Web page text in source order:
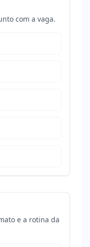
com a vaga.
e a rotina da